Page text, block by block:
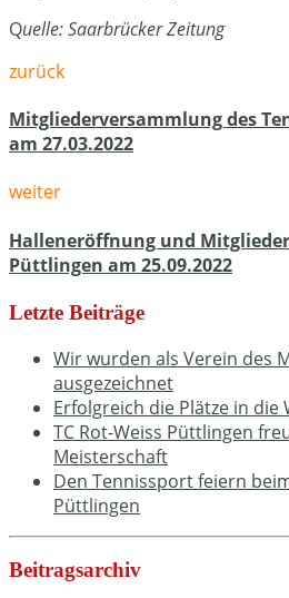
Quelle: Saarbrücker Zeitung
zurück
Mitgliederversammlung des
am 27.03.2022
weiter
Halleneröffnung und
Püttlingen am 25.09.2022
Letzte Beiträge
Wir wurden als Verein des
ausgezeichnet
Erfolgreich die Plätze in
TC Rot-Weiss Püttlingen
Meisterschaft
Den Tennissport feiern
Püttlingen
Beitragsarchiv